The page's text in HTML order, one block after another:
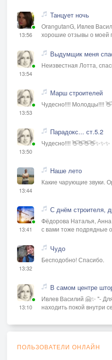
13:56
Танцует ночь
OrangutanG, Ивлев
хорошие отзывы о моей
13:54
Выдумщик меня
Неизвестная Лотта,
13:53
Марш строителей
Чудесно!!!! Молодцы!!!!
13:50
Парадокс... ст.5.2
Чудесно!!!! 👋👋👋👋✨✨✨
13:44
Наше лето
Какие чарующие звуки.
13:41
С днём строителя,
Фёдорова Наталья,
с вами тоже подрядные
13:32
Чудо
Бесподобно! Спасибо.
13:10
В самом центре
Ивлев Василий 🤗✨ "-
находить покой внутри
ПОЛЬЗОВАТЕЛИ ОНЛАЙН